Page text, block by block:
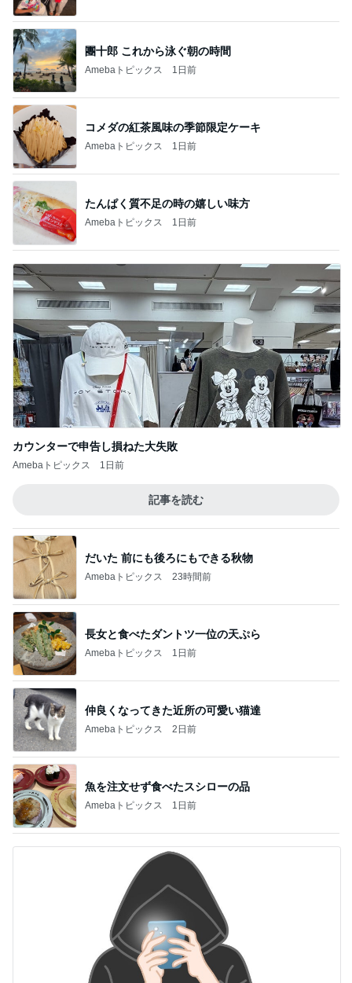
團十郎 これから泳ぐ朝の時間
Amebaトピックス 1日前
コメダの紅茶風味の季節限定ケーキ
Amebaトピックス 1日前
たんぱく質不足の時の嬉しい味方
Amebaトピックス 1日前
カウンターで申告し損ねた大失敗
Amebaトピックス 1日前
記事を読む
だいた 前にも後ろにもできる秋物
Amebaトピックス 23時間前
長女と食べたダントツ一位の天ぷら
Amebaトピックス 1日前
仲良くなってきた近所の可愛い猫達
Amebaトピックス 2日前
魚を注文せず食べたスシローの品
Amebaトピックス 1日前